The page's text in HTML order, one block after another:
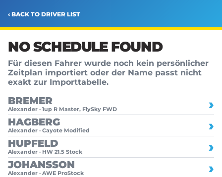
‹ BACK TO DRIVER LIST
NO SCHEDULE FOUND
Für diesen Fahrer wurde noch kein persönlicher
Zeitplan importiert oder der Name passt nicht
exakt zur Importtabelle.
BREMER
Alexander · 1up R Master, FlySky FWD ›
HAGBERG
Alexander · Cayote Modified ›
HUPFELD
Alexander · HW 21.5 Stock ›
JOHANSSON
Alexander · AWE ProStock ›